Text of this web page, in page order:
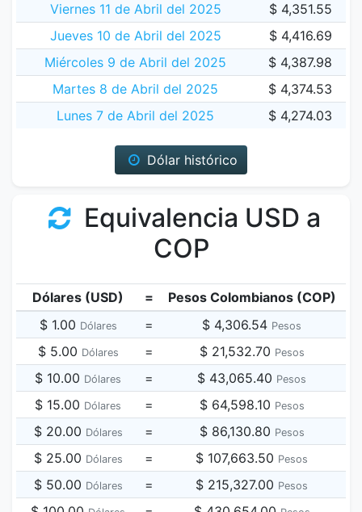
Viernes 11 de Abril del 2025
$ 4,351.55
Jueves 10 de Abril del 2025
$ 4,416.69
Miércoles 9 de Abril del 2025
$ 4,387.98
Martes 8 de Abril del 2025
$ 4,374.53
Lunes 7 de Abril del 2025
$ 4,274.03
Dólar histórico
Equivalencia USD a
COP
Dólares (USD) =
Pesos Colombianos (COP)
$ 1.00 Dólares = $ 4,306.54 Pesos
$ 5.00 Dólares = $ 21,532.70 Pesos
$ 10.00 Dólares = $ 43,065.40 Pesos
$ 15.00 Dólares = $ 64,598.10 Pesos
$ 20.00 Dólares = $ 86,130.80 Pesos
$ 25.00 Dólares = $ 107,663.50 Pesos
$ 50.00 Dólares = $ 215,327.00 Pesos